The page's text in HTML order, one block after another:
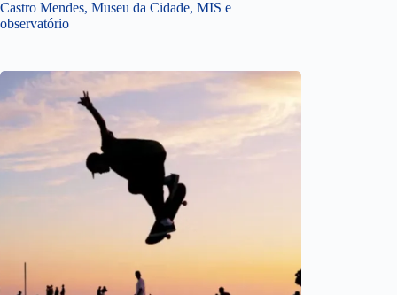
Castro Mendes, Museu da Cidade, MIS e
observatório